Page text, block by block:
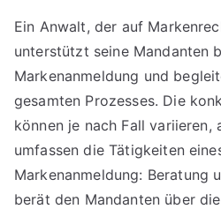
Ein Anwalt, der auf
unterstützt seine Mandanten
Markenanmeldung und
gesamten Prozesses. Die
können je nach Fall variieren,
umfassen die Tätigkeiten
Markenanmeldung: Beratung
berät den Mandanten über